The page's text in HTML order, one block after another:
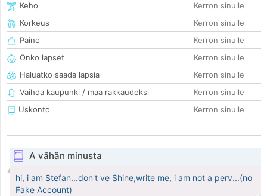
Keho
Kerron sinulle
Korkeus
Kerron sinulle
Paino
Kerron sinulle
Onko lapset
Kerron sinulle
Haluatko saada lapsia
Kerron sinulle
Vaihda kaupunki / maa rakkaudeksi
Kerron sinulle
Uskonto
Kerron sinulle
A vähän minusta
hi, i am Stefan...don't ve Shine,write me, i am not a perv...(no
Fake Account)